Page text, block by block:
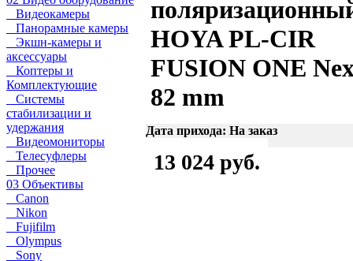
Видеокамеры
Панорамные камеры
Экшн-камеры и
аксессуары
Коптеры и
Комплектующие
Системы
стабилизации и
удержания
Видеомониторы
Телесуфлеры
Прочее
03 Объективы
Canon
Nikon
Fujifilm
Olympus
Sony
HOYA PL-CIR
FUSION ONE
82 mm
Дата прихода: На заказ
13 024 руб.